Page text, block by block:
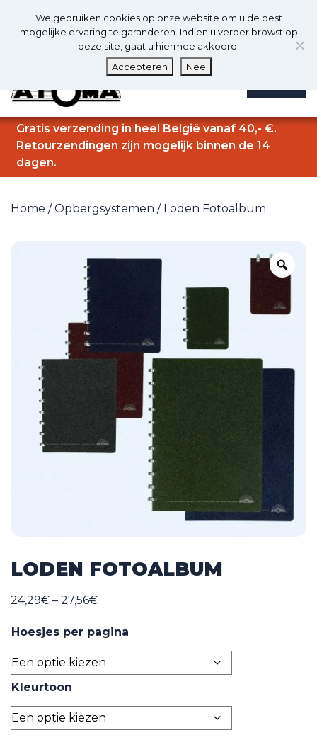
0 0
Gratis verzending in heel België vanaf 40,- €.
Retourzendingen zijn mogelijk binnen de 14
dagen.
Home /Opbergsystemen / Loden Fotoalbum
LODEN FOTOALBUM
24,29€ – 27,56€Price
24,29€
through
27,56€
Hoesjes per pagina
Kleurtoon
We gebruiken cookies op onze website om u de best
mogelijke ervaring te garanderen. Indien u verder browst op
deze site, gaat u hiermee akkoord.
Accepteren
Nee